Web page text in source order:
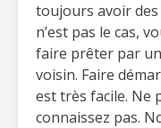
toujours avoir des
n’est pas le cas,
faire prêter par
voisin. Faire
est très facile. Ne
connaissez pas.